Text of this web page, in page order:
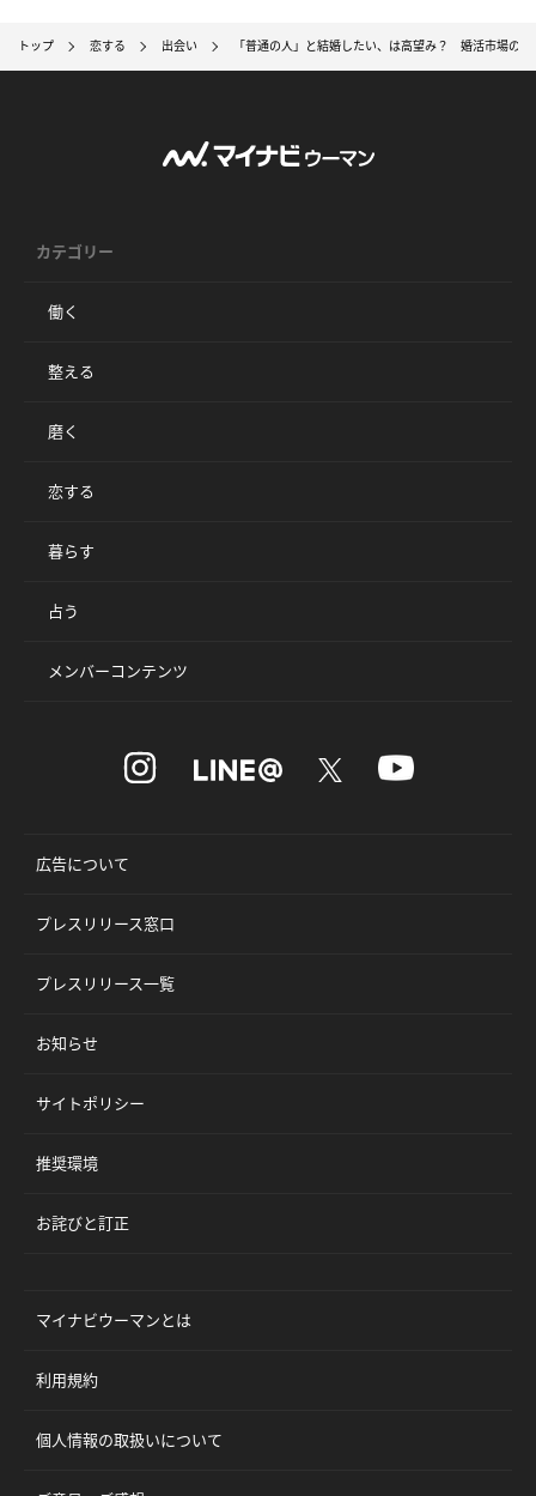
トップ 恋する 出会い 「普通の人」と結婚したい、は高望み？ 婚活市場のリ
カテゴリー
働く
整える
磨く
恋する
暮らす
占う
メンバーコンテンツ
広告について
プレスリリース窓口
プレスリリース一覧
お知らせ
サイトポリシー
推奨環境
お詫びと訂正
マイナビウーマンとは
利用規約
個人情報の取扱いについて